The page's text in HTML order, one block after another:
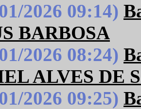
2026 09:14)
BARBOSA
2026 08:24)
ALVES DE
2026 09:25)